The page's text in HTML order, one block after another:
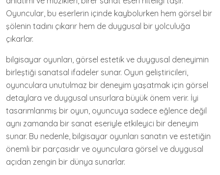
Oyuncular, bu eserlerin içinde kaybolurken hem görsel bir
şölenin tadını çıkarır hem de duygusal bir yolculuğa
çıkarlar.
bilgisayar oyunları, görsel estetik ve duygusal deneyimin
birleştiği sanatsal ifadeler sunar. Oyun geliştiricileri,
oyunculara unutulmaz bir deneyim yaşatmak için görsel
detaylara ve duygusal unsurlara büyük önem verir. İyi
tasarımlanmış bir oyun, oyuncuya sadece eğlence değil
aynı zamanda bir sanat eseriyle etkileyici bir deneyim
sunar. Bu nedenle, bilgisayar oyunları sanatın ve estetiğin
önemli bir parçasıdır ve oyunculara görsel ve duygusal
açıdan zengin bir dünya sunarlar.